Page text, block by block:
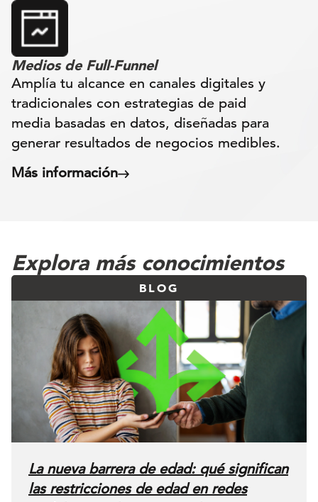
Medios de Full-Funnel
Amplía tu alcance en canales digitales y
tradicionales con estrategias de paid
media basadas en datos, diseñadas para
generar resultados de negocios medibles.
Más información
Explora más conocimientos
BLOG
La nueva barrera de edad: qué significan
las restricciones de edad en redes